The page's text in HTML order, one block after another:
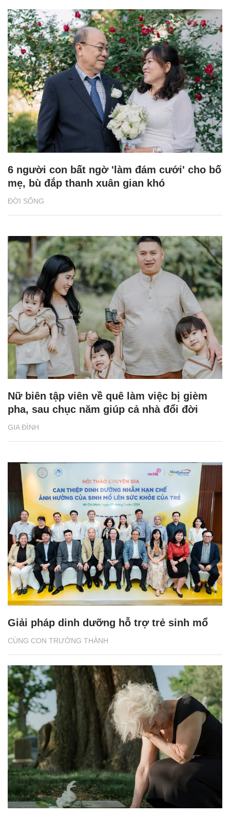
ĐỜI SỐNG
6 người con bất ngờ 'làm đám cưới' cho bố
mẹ, bù đắp thanh xuân gian khó
GIA ĐÌNH
Nữ biên tập viên về quê làm việc bị gièm
pha, sau chục năm giúp cả nhà đổi đời
CÙNG CON TRƯỞNG THÀNH
Giải pháp dinh dưỡng hỗ trợ trẻ sinh mổ